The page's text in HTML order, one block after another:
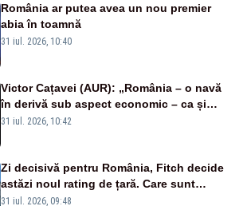
România ar putea avea un nou premier
abia în toamnă
31 iul. 2026, 10:40
Victor Cațavei (AUR): „România – o navă
în derivă sub aspect economic – ca și
rezultat al guvernărilor din ultimii 36 de
31 iul. 2026, 10:42
Zi decisivă pentru România, Fitch decide
astăzi noul rating de țară. Care sunt
efectele retrogradării la categoria „junk”
31 iul. 2026, 09:48